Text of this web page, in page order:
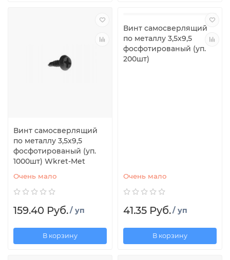
Винт самосверлящий
по металлу 3,5х9,5
фосфотированый (уп.
1000шт) Wkret-Met
Очень мало
159.40 Руб./ уп
В корзину
Винт самосверлящий
по металлу 3,5х9,5
фосфотированый (уп.
200шт)
Очень мало
41.35 Руб./ уп
В корзину